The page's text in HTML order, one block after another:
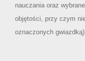
nauczania oraz
objętości, przy czym
oznaczonych